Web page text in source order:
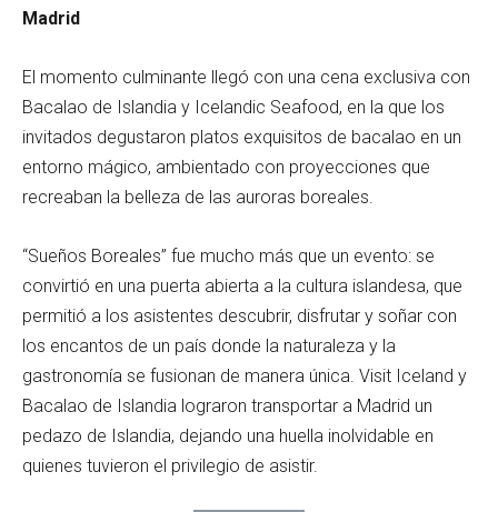
Madrid
El momento culminante llegó con una cena exclusiva con
Bacalao de Islandia y Icelandic Seafood, en la que los
invitados degustaron platos exquisitos de bacalao en un
entorno mágico, ambientado con proyecciones que
recreaban la belleza de las auroras boreales.
“Sueños Boreales” fue mucho más que un evento: se
convirtió en una puerta abierta a la cultura islandesa, que
permitió a los asistentes descubrir, disfrutar y soñar con
los encantos de un país donde la naturaleza y la
gastronomía se fusionan de manera única. Visit Iceland y
Bacalao de Islandia lograron transportar a Madrid un
pedazo de Islandia, dejando una huella inolvidable en
quienes tuvieron el privilegio de asistir.